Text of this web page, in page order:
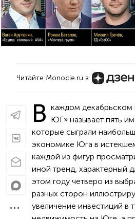
Читайте Monocle.ru в
В каждом
ЮГ» называет пять
которые сыграли
экономике Юга в
каждой из фигур
иной тренд, характерный
этом году четверо из
разных сторон
увеличение инвестиций в